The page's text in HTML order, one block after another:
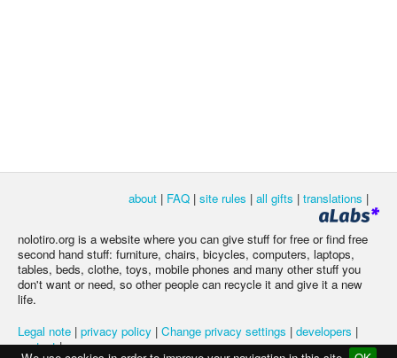
about | FAQ | site rules | all gifts | translations |
nolotiro.org is a website where you can give stuff for free or find free
second hand stuff: furniture, chairs, bicycles, computers, laptops,
tables, beds, clothe, toys, mobile phones and many other stuff you
don't want or need, so other people can recycle it and give it a new
life.
Legal note | privacy policy | Change privacy settings | developers |
contact|